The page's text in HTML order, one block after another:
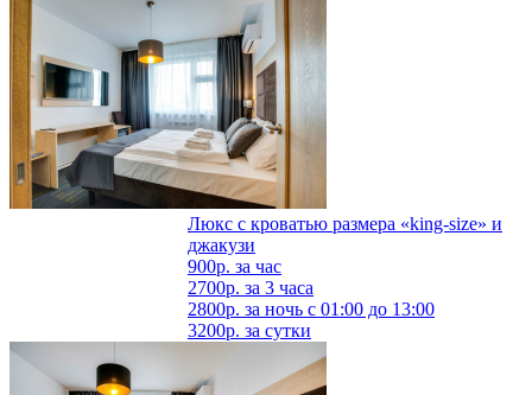
Люкс с кроватью размера «king-size» и
джакузи
900р. за час
2700р. за 3 часа
2800р. за ночь с 01:00 до 13:00
3200р. за сутки